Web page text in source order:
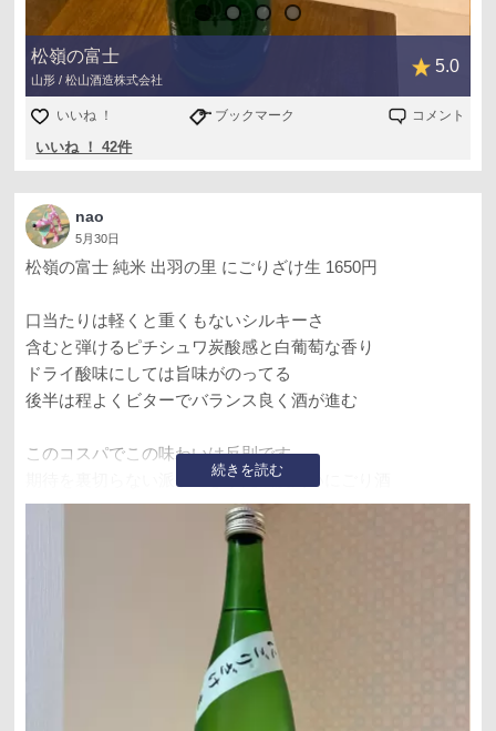
松嶺の富士
山形 / 松山酒造株式会社
5.0
いいね ！ ブックマーク コメント
いいね ！ 42件
nao
5月30日
続きを読む
松嶺の富士 純米 出羽の里 にごりざけ生 1650円
口当たりは軽くと重くもないシルキーさ
含むと弾けるピチシュワ炭酸感と白葡萄な香り
ドライ酸味にしては旨味がのってる
後半は程よくビターでバランス良く酒が進む
このコスパでこの味わいは反則です
期待を裏切らない派手過ぎず完成度高いにごり酒
甘味はそこまで無いのにドライで程よく果実感
透明感あるけど密度高めな旨味がたまりません
精米歩合77%だけど全然雑味感じない
今どきこのコスパでこの味わいはあかんです
嫁も基本1杯飲むだけなのにコチラは美味いとおかわり
皆をハッピーにする良酒だと思います